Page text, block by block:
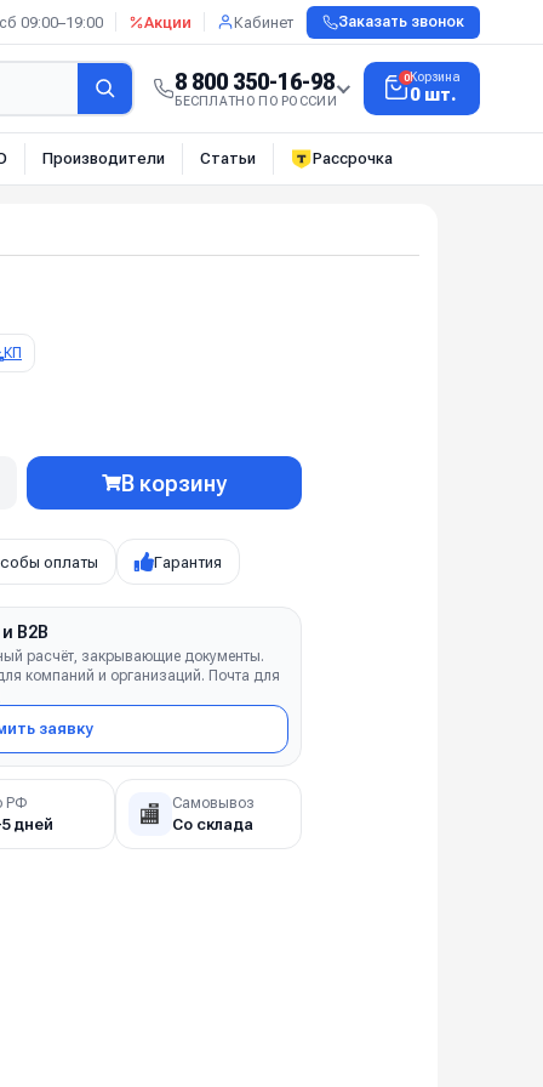
09:00–19:00 Акции Кабинет Заказать звонок
8 800 350-16-98
БЕСПЛАТНО ПО РОССИИ
0Корзина
0 шт.
Производители Статьи Рассрочка
КП
В корзину
оплаты Гарантия
B2B
расчёт, закрывающие документы.
компаний и организаций. Почта для
заявку
РФ
дней 🏬 Самовывоз
Со склада